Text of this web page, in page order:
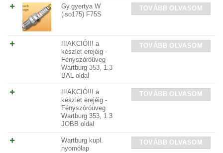
Gy.gyertya W
(iso175) F75S
TOVÁBB OLVASOM
!!!AKCIÓ!!! a
készlet erejéig -
Fényszóróüveg
Wartburg 353, 1.3
BAL oldal
TOVÁBB OLVASOM
!!!AKCIÓ!!! a
készlet erejéig -
Fényszóróüveg
Wartburg 353, 1.3
JOBB oldal
TOVÁBB OLVASOM
Wartburg kupl.
nyomólap
TOVÁBB OLVASOM